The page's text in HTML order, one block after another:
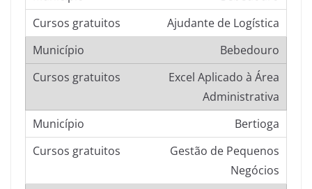
Ajudante de Logística
Bebedouro
Excel Aplicado à Área
Administrativa
Bertioga
Gestão de Pequenos
Negócios